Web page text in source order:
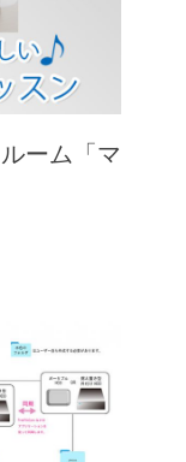
ーム「マ